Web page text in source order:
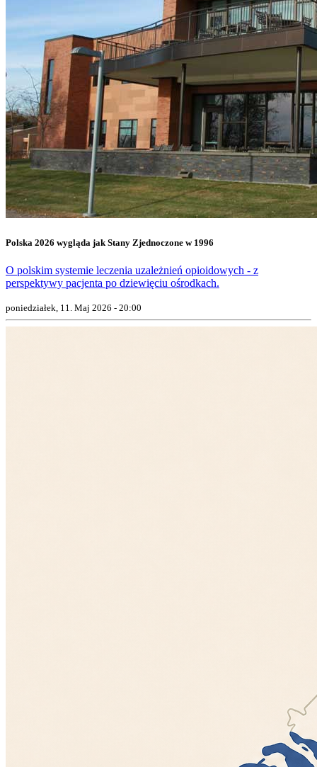
Polska 2026 wygląda jak Stany Zjednoczone w 1996
O polskim systemie leczenia uzależnień opioidowych - z
perspektywy pacjenta po dziewięciu ośrodkach.
poniedziałek, 11. Maj 2026 - 20:00